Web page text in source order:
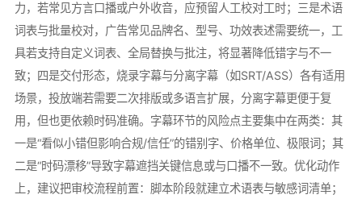
力，若常见方言口播或户外收音，应预留人工校对工时；三是术语
词表与批量校对，广告常见品牌名、型号、功效表述需要统一，工
具若支持自定义词表、全局替换与批注，将显著降低错字与不一
致；四是交付形态，烧录字幕与分离字幕（如SRT/ASS）各有适用
场景，投放端若需要二次排版或多语言扩展，分离字幕更便于复
用，但也更依赖时码准确。字幕环节的风险点主要集中在两类：其
一是“看似小错但影响合规/信任”的错别字、价格单位、极限词；其
二是“时码漂移”导致字幕遮挡关键信息或与口播不一致。优化动作
上，建议把审校流程前置：脚本阶段就建立术语表与敏感词清单；